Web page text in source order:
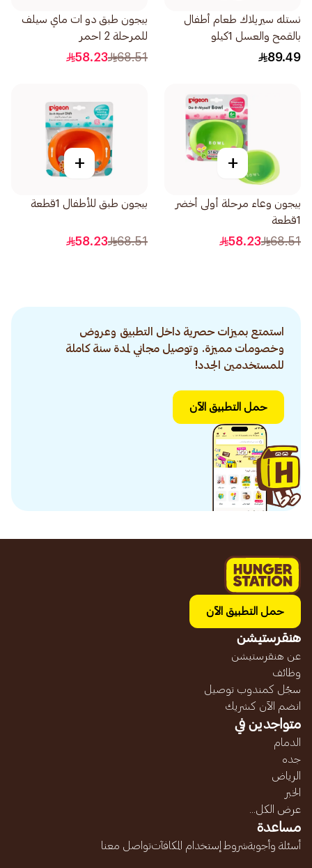
نستله سيريلاك طعام أطفال
بالقمح والعسل 1كيلو
89.49
بيجون طبق دو ات ماي سيلف
للمرحلة 2 احمر
68.51
58.23
+
بيجون وعاء مرحلة أولى أخضر
1قطعة
68.51
58.23
+
بيجون طبق للأطفال 1قطعة
68.51
58.23
استمتع بميزات حصرية داخل التطبيق وعروض
وخصومات مميزة. وتوصيل مجاني لمدة سنة كاملة
للمستخدمين الجدد!
حمل التطبيق الآن
حمل التطبيق الآن
هنقرستيشن
عن هنقرستيشن
وظائف
سجّل كمندوب توصيل
انضم الآن كشريك
متواجدين في
الدمام
جده
الرياض
الخبر
عرض الكل...
مساعدة
أسئلة وأجوبةشروط إستخدام المكافآتتواصل معنا